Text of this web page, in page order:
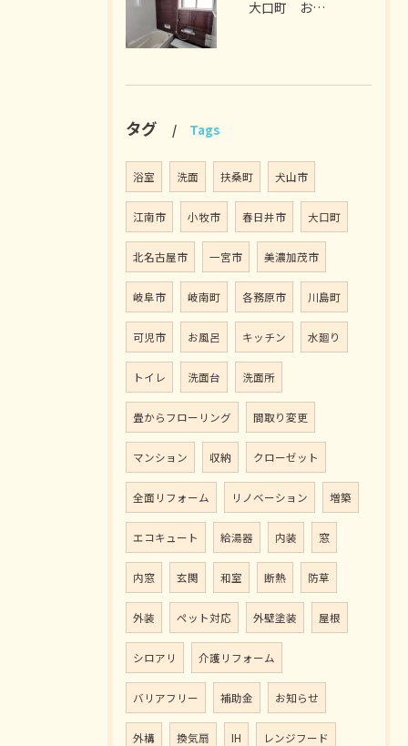
大口町 お風呂リフォーム M様邸 2026年7月
タグ Tags
浴室 洗面 扶桑町 犬山市
江南市 小牧市 春日井市 大口町
北名古屋市 一宮市 美濃加茂市
岐阜市 岐南町 各務原市 川島町
可児市 お風呂 キッチン 水廻り
トイレ 洗面台 洗面所
畳からフローリング 間取り変更
マンション 収納 クローゼット
全面リフォーム リノベーション 増築
エコキュート 給湯器 内装 窓
内窓 玄関 和室 断熱 防草
外装 ペット対応 外壁塗装 屋根
シロアリ 介護リフォーム
バリアフリー 補助金 お知らせ
外構 換気扇 IH レンジフード